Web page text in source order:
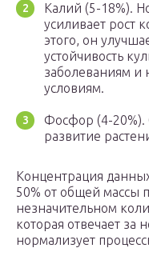
Калий (5-18%).
усиливает рост
этого, он
устойчивость
заболеваниям и
условиям.
Фосфор (4-20%).
развитие
Концентрация
50% от общей массы
незначительном
которая отвечает за
нормализует